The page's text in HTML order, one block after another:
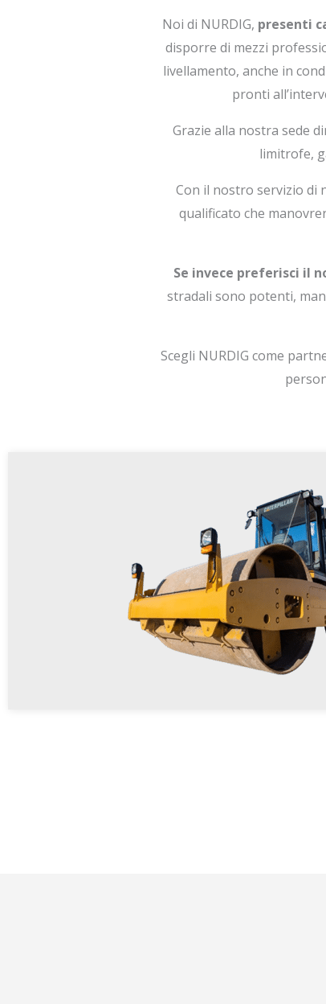
Noi di NURDIG, presenti
disporre di mezzi
livellamento, anche in
pronti
Grazie alla nostra sede
limitrofe,
Con il nostro servizio di
qualificato che
Se invece preferisci il
stradali sono potenti,
Scegli NURDIG come